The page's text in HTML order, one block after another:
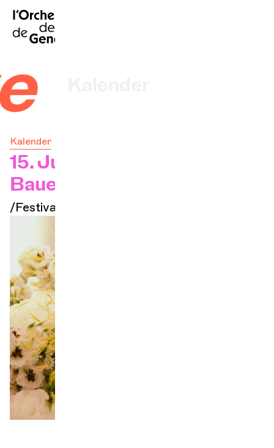
#2
Kalender
15. Juli 2025 — 20:30 Uhr
Bauernhof Saint-Maurice
/Festival